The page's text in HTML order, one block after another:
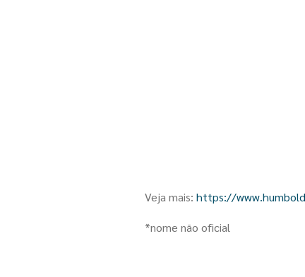
Veja mais:https://
*nome não oficial